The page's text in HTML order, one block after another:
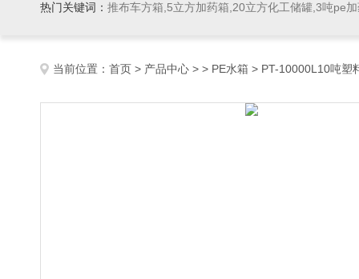
热门关键词： 推布车方箱,5立方加药箱,20立方化工储罐,3吨pe
当前位置： 首页 > 产品中心 > > PE水箱 > PT-10000L10吨塑